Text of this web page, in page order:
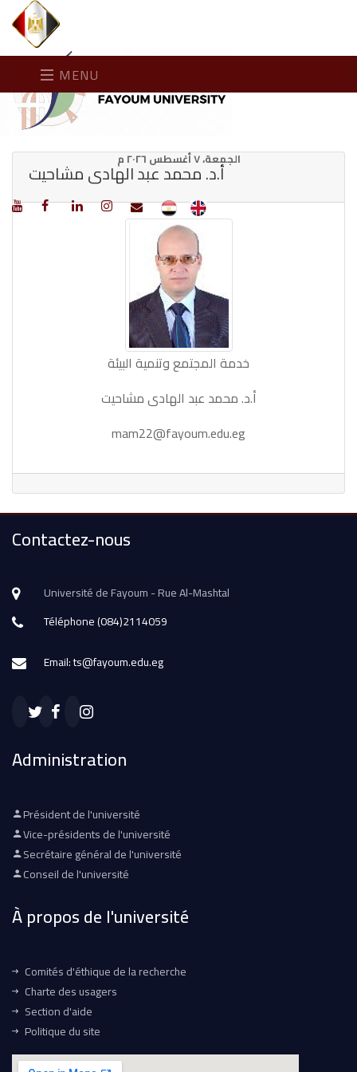
الجمعة، ٧ أغسطس ٢٠٢٦ م
MENU
أ.د. محمد عبد الهادى مشاحيت
خدمة المجتمع وتنمية البيئة
أ.د. محمد عبد الهادى مشاحيت
mam22@fayoum.edu.eg
Contactez-nous
Université de Fayoum - Rue Al-Mashtal
Téléphone (084)2114059
Email: ts@fayoum.edu.eg
Administration
Président de l'université
Vice-présidents de l'université
Secrétaire général de l'université
Conseil de l'université
À propos de l'université
Comités d'éthique de la recherche
Charte des usagers
Section d'aide
Politique du site